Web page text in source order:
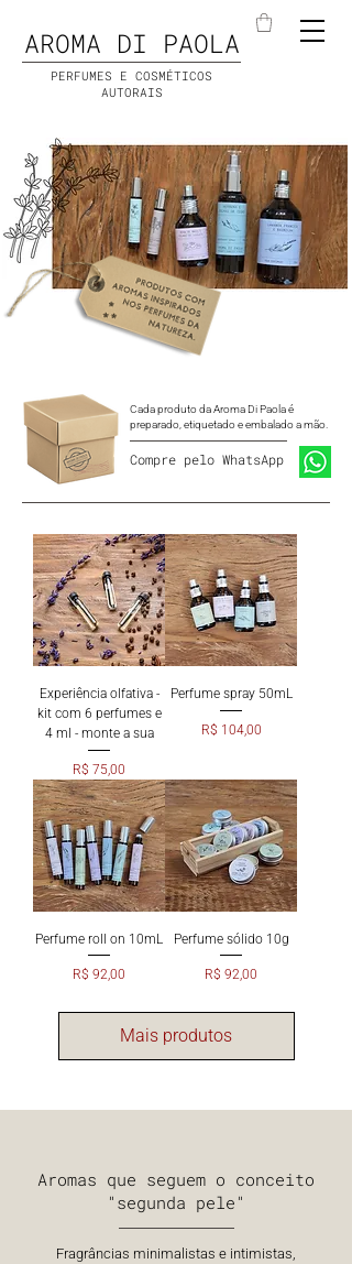
AROMA DI PAOLA
PERFUMES E COSMÉTICOS
AUTORAIS
Cada produto da Aroma Di Paola é
preparado, etiquetado e embalado a mão.
Compre pelo WhatsApp
Experiência olfativa -
kit com 6 perfumes e
4 ml - monte a sua
Preço
R$ 75,00
Perfume spray 50mL
Preço
R$ 104,00
Perfume roll on 10mL
Preço
R$ 92,00
Perfume sólido 10g
Preço
R$ 92,00
Mais produtos
Aromas que seguem o conceito
"segunda pele"
Fragrâncias minimalistas e intimistas,